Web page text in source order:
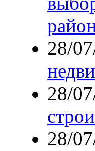
28/
28/
28/